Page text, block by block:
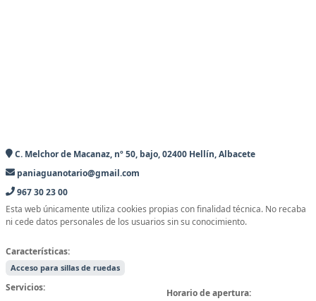
C. Melchor de Macanaz, nº 50, bajo, 02400 Hellín, Albacete
paniaguanotario@gmail.com
967 30 23 00
Esta web únicamente utiliza cookies propias con finalidad técnica. No recaba
ni cede datos personales de los usuarios sin su conocimiento.
Características:
Acceso para sillas de ruedas
Servicios:
Horario de apertura: